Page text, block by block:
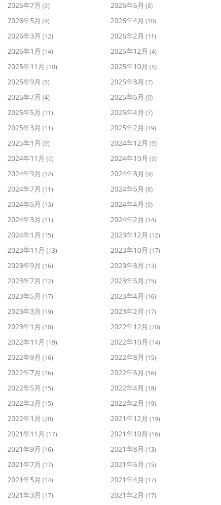
2026年7月 (9) 2026年6月 (8)
2026年5月 (9) 2026年4月 (10)
2026年3月 (12) 2026年2月 (11)
2026年1月 (14) 2025年12月 (4)
2025年11月 (10) 2025年10月 (5)
2025年9月 (5) 2025年8月 (7)
2025年7月 (4) 2025年6月 (9)
2025年5月 (11) 2025年4月 (7)
2025年3月 (11) 2025年2月 (19)
2025年1月 (9) 2024年12月 (9)
2024年11月 (9) 2024年10月 (9)
2024年9月 (12) 2024年8月 (9)
2024年7月 (11) 2024年6月 (8)
2024年5月 (13) 2024年4月 (9)
2024年3月 (11) 2024年2月 (14)
2024年1月 (15) 2023年12月 (12)
2023年11月 (13) 2023年10月 (17)
2023年9月 (16) 2023年8月 (13)
2023年7月 (12) 2023年6月 (15)
2023年5月 (17) 2023年4月 (16)
2023年3月 (19) 2023年2月 (17)
2023年1月 (18) 2022年12月 (20)
2022年11月 (19) 2022年10月 (14)
2022年9月 (16) 2022年8月 (15)
2022年7月 (16) 2022年6月 (16)
2022年5月 (15) 2022年4月 (18)
2022年3月 (15) 2022年2月 (19)
2022年1月 (20) 2021年12月 (19)
2021年11月 (17) 2021年10月 (16)
2021年9月 (16) 2021年8月 (13)
2021年7月 (17) 2021年6月 (15)
2021年5月 (14) 2021年4月 (17)
2021年3月 (17) 2021年2月 (17)